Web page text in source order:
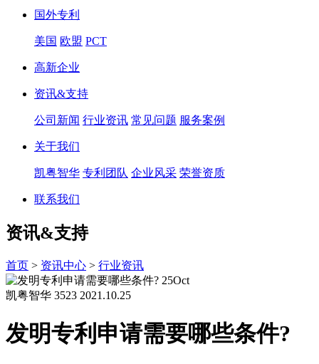
国外专利
美国 欧盟 PCT
高新企业
资讯&支持
公司新闻 行业资讯 常见问题 服务案例
关于我们
凯粤智华 专利团队 企业风采 荣誉资质
联系我们
资讯&支持
首页 > 资讯中心 > 行业资讯
25Oct
凯粤智华 3523 2021.10.25
发明专利申请需要哪些条件?